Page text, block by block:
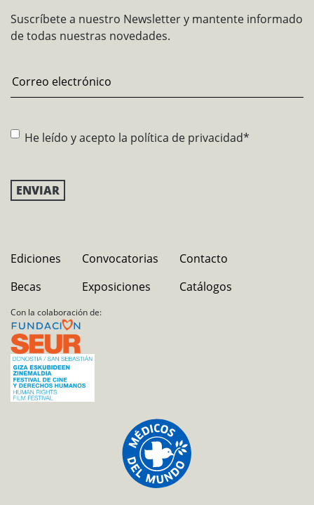
Suscríbete a nuestro Newsletter y mantente informado
de todas nuestras novedades.
Email*
Consentimiento*
He leído y acepto la política de privacidad*
Ediciones
Becas
Convocatorias
Exposiciones
Contacto
Catálogos
Con la colaboración de: